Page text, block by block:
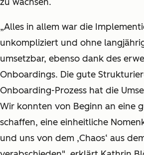
„Alles in allem war die
unkompliziert und ohne
umsetzbar, ebenso dank des
Onboardings. Die gute
Onboarding-Prozess hat die
Wir konnten von Beginn an eine
schaffen, eine einheitliche
und uns von dem ‚Chaos‘ aus